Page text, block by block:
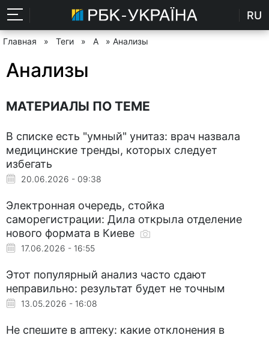
RU
Главная » Теги » А » Анализы
Анализы
МАТЕРИАЛЫ ПО ТЕМЕ
В списке есть "умный" унитаз: врач назвала
медицинские тренды, которых следует
избегать
20.06.2026 - 09:38
Электронная очередь, стойка
саморегистрации: Дила открыла отделение
нового формата в Киеве
17.06.2026 - 16:55
Этот популярный анализ часто сдают
неправильно: результат будет не точным
13.05.2026 - 16:08
Не спешите в аптеку: какие отклонения в